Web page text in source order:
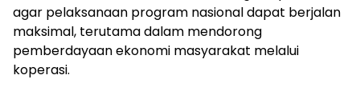
agar pelaksanaan program nasional dapat berjalan
maksimal, terutama dalam mendorong
pemberdayaan ekonomi masyarakat melalui
koperasi.